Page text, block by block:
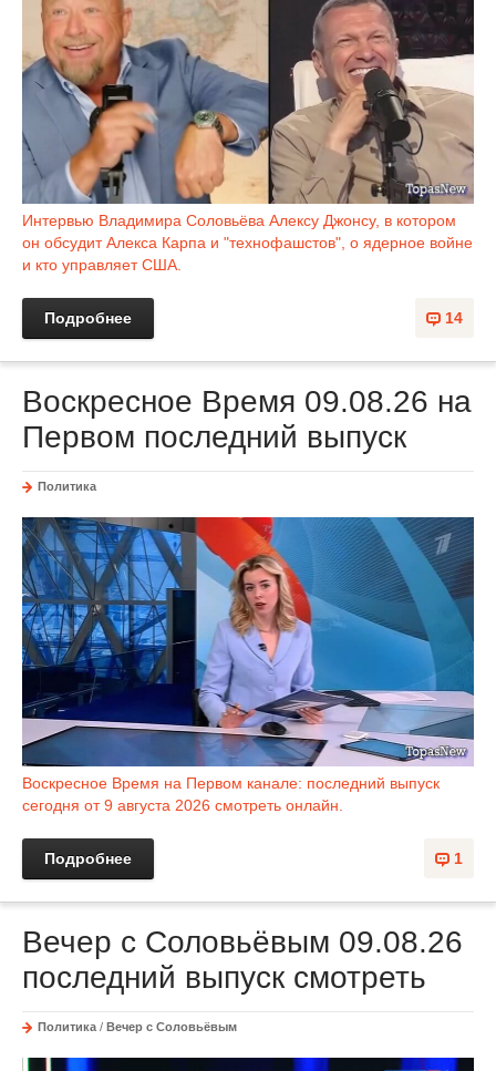
Интервью Владимира Соловьёва Алексу Джонсу, в котором
он обсудит Алекса Карпа и "технофашстов", о ядерное войне
и кто управляет США.
14
Подробнее
Воскресное Время 09.08.26 на
Первом последний выпуск
Политика
Воскресное Время на Первом канале: последний выпуск
сегодня от 9 августа 2026 смотреть онлайн.
1
Подробнее
Вечер с Соловьёвым 09.08.26
последний выпуск смотреть
Политика / Вечер с Соловьёвым